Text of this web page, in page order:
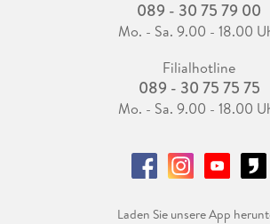
089 - 30 75 79 00
Mo. - Sa. 9.00 - 18.00
Filialhotline
089 - 30 75 75 75
Mo. - Sa. 9.00 - 18.00
Laden Sie unsere App